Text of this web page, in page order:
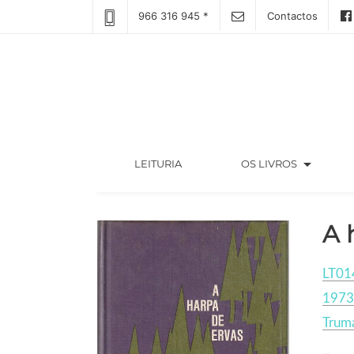
966 316 945 * Contactos
LEITURIA(CURRENT) OS LIVROS arrow_drop_down
A
1973